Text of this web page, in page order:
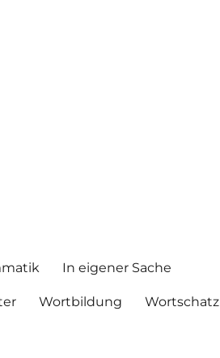
In eigener Sache
Wortbildung Wortschatz